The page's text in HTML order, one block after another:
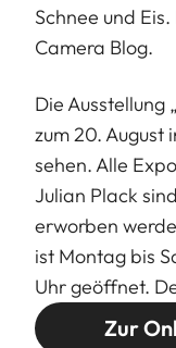
Schnee und
Camera Blog.
Die Ausstellung
zum 20. August
sehen. Alle
Julian Plack
erworben
ist Montag bis
Uhr geöffnet.
Zur